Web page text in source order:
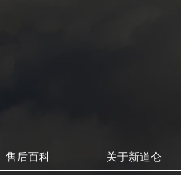
售后百科 关于新道仑